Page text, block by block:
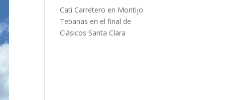
Cati Carretero en Montijo.
Tebanas en el final de
Clásicos Santa Clara